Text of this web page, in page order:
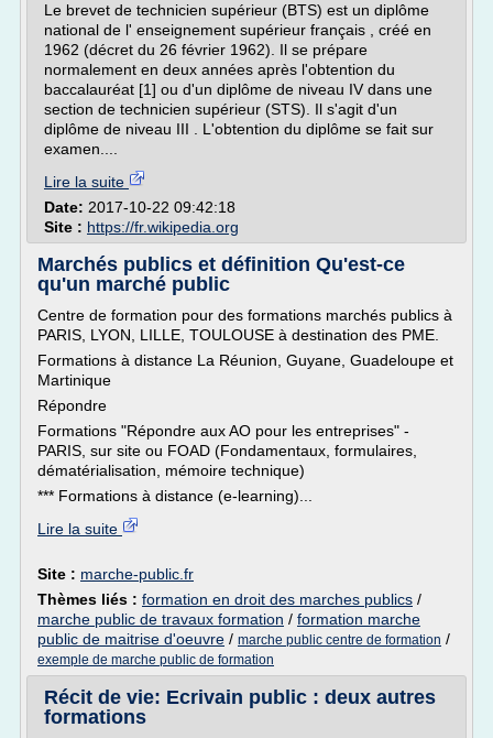
Le brevet de technicien supérieur (BTS) est un diplôme
national de l' enseignement supérieur français , créé en
1962 (décret du 26 février 1962). Il se prépare
normalement en deux années après l'obtention du
baccalauréat [1] ou d'un diplôme de niveau IV dans une
section de technicien supérieur (STS). Il s'agit d'un
diplôme de niveau III . L'obtention du diplôme se fait sur
examen....
Lire la suite
Date: 2017-10-22 09:42:18
Site : https://fr.wikipedia.org
Marchés publics et définition Qu'est-ce
qu'un marché public
Centre de formation pour des formations marchés publics à
PARIS, LYON, LILLE, TOULOUSE à destination des PME.
Formations à distance La Réunion, Guyane, Guadeloupe et
Martinique
Répondre
Formations "Répondre aux AO pour les entreprises" -
PARIS, sur site ou FOAD (Fondamentaux, formulaires,
dématérialisation, mémoire technique)
*** Formations à distance (e-learning)...
Lire la suite
Site : marche-public.fr
Thèmes liés : formation en droit des marches publics /
marche public de travaux formation / formation marche
public de maitrise d'oeuvre / marche public centre de formation /
exemple de marche public de formation
Récit de vie: Ecrivain public : deux autres
formations